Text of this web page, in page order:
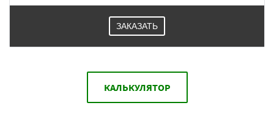
ЗАКАЗАТЬ
КАЛЬКУЛЯТОР